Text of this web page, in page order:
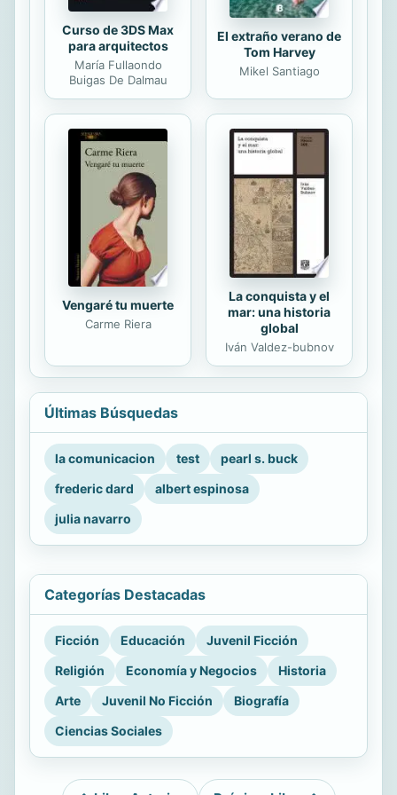
Curso de 3DS Max
para arquitectos
María Fullaondo
Buigas De Dalmau
El extraño verano de
Tom Harvey
Mikel Santiago
Vengaré tu muerte
Carme Riera
La conquista y el
mar: una historia
global
Iván Valdez-bubnov
Últimas Búsquedas
la comunicacion test
pearl s. buck
frederic dard
albert espinosa
julia navarro
Categorías Destacadas
Ficción Educación
Juvenil Ficción
Religión
Economía y Negocios
Historia
Arte
Juvenil No Ficción
Biografía
Ciencias Sociales